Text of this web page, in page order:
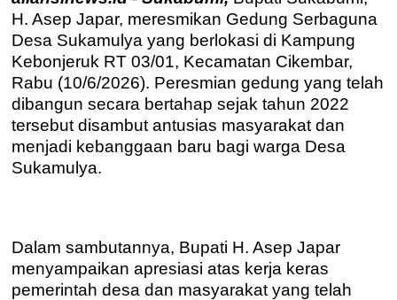
H. Asep Japar, meresmikan Gedung Serbaguna
Desa Sukamulya yang berlokasi di Kampung
Kebonjeruk RT 03/01, Kecamatan Cikembar,
Rabu (10/6/2026). Peresmian gedung yang telah
dibangun secara bertahap sejak tahun 2022
tersebut disambut antusias masyarakat dan
menjadi kebanggaan baru bagi warga Desa
Sukamulya.
Dalam sambutannya, Bupati H. Asep Japar
menyampaikan apresiasi atas kerja keras
pemerintah desa dan masyarakat yang telah